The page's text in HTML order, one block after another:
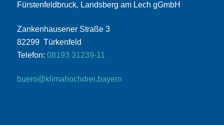
Fürstenfeldbruck, Landsberg am Lech gGmbH
Zankenhausener Straße 3
82299 Türkenfeld
Telefon: 08193 31239-11
buero@klimahochdrei.bayern